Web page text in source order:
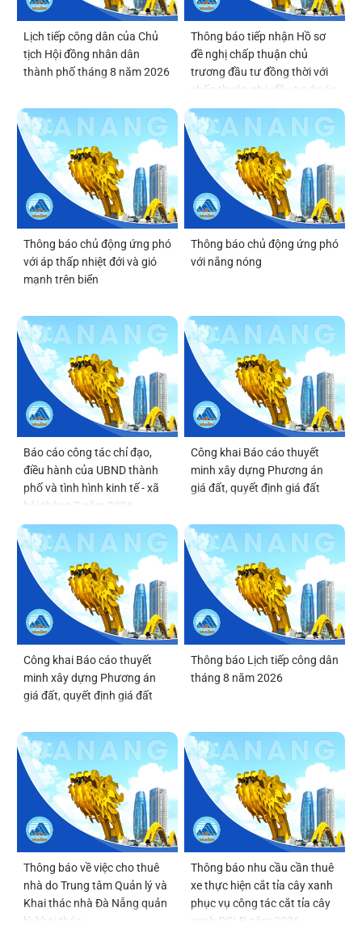
Lịch tiếp công dân của Chủ
tịch Hội đồng nhân dân
thành phố tháng 8 năm 2026
Thông báo tiếp nhận Hồ sơ
đề nghị chấp thuận chủ
trương đầu tư đồng thời với
chấp thuận nhà đầu tư dự án
Viện Nghiên cứu, phát triển,
ứng dụng công nghệ bán dẫn
và trí tuệ nhân tạo Đà Nẵng
(DSAI-TECH)
Thông báo chủ động ứng phó
với áp thấp nhiệt đới và gió
mạnh trên biển
Thông báo chủ động ứng phó
với nắng nóng
Báo cáo công tác chỉ đạo,
điều hành của UBND thành
phố và tình hình kinh tế - xã
hội tháng 7 năm 2026
Công khai Báo cáo thuyết
minh xây dựng Phương án
giá đất, quyết định giá đất
Công khai Báo cáo thuyết
minh xây dựng Phương án
giá đất, quyết định giá đất
Thông báo Lịch tiếp công dân
tháng 8 năm 2026
Thông báo về việc cho thuê
nhà do Trung tâm Quản lý và
Khai thác nhà Đà Nẵng quản
lý, khai thác
Thông báo nhu cầu cần thuê
xe thực hiện cắt tỉa cây xanh
phục vụ công tác cắt tỉa cây
xanh PCLB năm 2026